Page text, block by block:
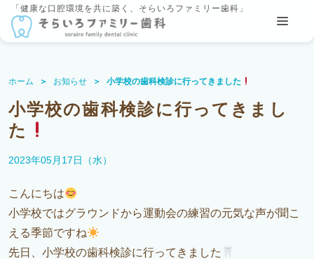
「健康な口腔環境を共に築く、そらいろファミリー歯科」
ホーム お知らせ 小学校の歯科検診に行ってきました
小学校の歯科検診に行ってきまし
た
2023年05月17日（水）
こんにちは
小学校ではグラウンドから運動会の練習の元気な声が聞こ
える季節ですね
先日、小学校の歯科検診に行ってきました